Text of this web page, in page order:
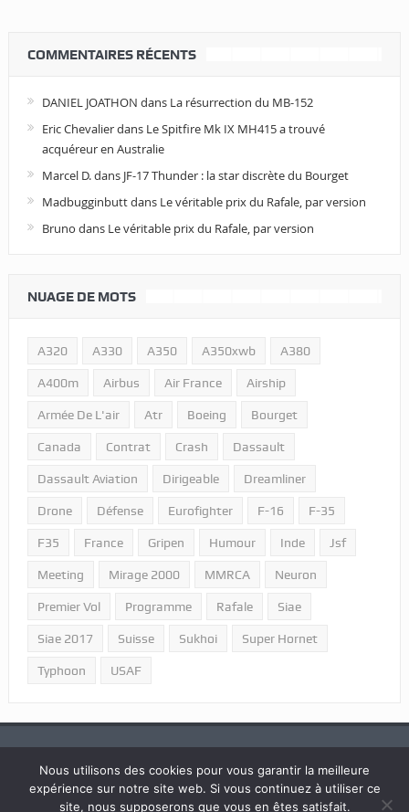
COMMENTAIRES RÉCENTS
DANIEL JOATHON dans La résurrection du MB-152
Eric Chevalierdans Le Spitfire Mk IX MH415 a trouvé
acquéreur en Australie
Marcel D.dans JF-17 Thunder : la star discrète du Bourget
Madbugginbuttdans Le véritable prix du Rafale, par version
Bruno dans Le véritable prix du Rafale, par version
NUAGE DE MOTS
A320 A330 A350 A350xwb A380
A400m Airbus Air France Airship
Armée De L'air Atr Boeing Bourget
Canada Contrat Crash Dassault
Dassault Aviation Dirigeable Dreamliner
Drone Défense Eurofighter F-16 F-35
F35 France Gripen Humour Inde Jsf
Meeting Mirage 2000 MMRCA Neuron
Premier Vol Programme Rafale Siae
Siae 2017 Suisse Sukhoi Super Hornet
Typhoon USAF
2018 © Tous droits réservés "Portail Aviation - LPPA".
Nous utilisons des cookies pour vous garantir la meilleure
expérience sur notre site web. Si vous continuez à utiliser ce
site, nous supposerons que vous en êtes satisfait.